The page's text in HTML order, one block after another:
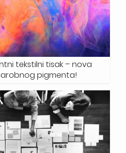
tekstilni tisak – nova
pigmenta!